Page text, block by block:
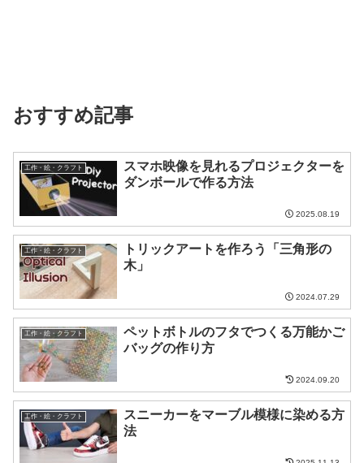
おすすめ記事
工作・絵・クラフト
スマホ映像を見れるプロジェクターを
ダンボールで作る方法
2025.08.19
工作・絵・クラフト
トリックアートを作ろう「三角形の
木」
2024.07.29
工作・絵・クラフト
ペットボトルのフタでつくる万能かご
バッグの作り方
2024.09.20
工作・絵・クラフト
スニーカーをマーブル模様に染める方
法